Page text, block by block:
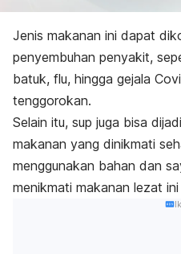
Jenis makanan ini dapat
penyembuhan penyakit,
batuk, flu, hingga gejala
tenggorokan.
Selain itu, sup juga bisa
makanan yang dinikmati
menggunakan bahan dan
menikmati makanan lezat ini